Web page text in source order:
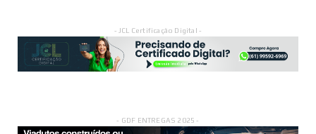
- JCL Certificação Digital -
- GDF ENTREGAS 2025 -